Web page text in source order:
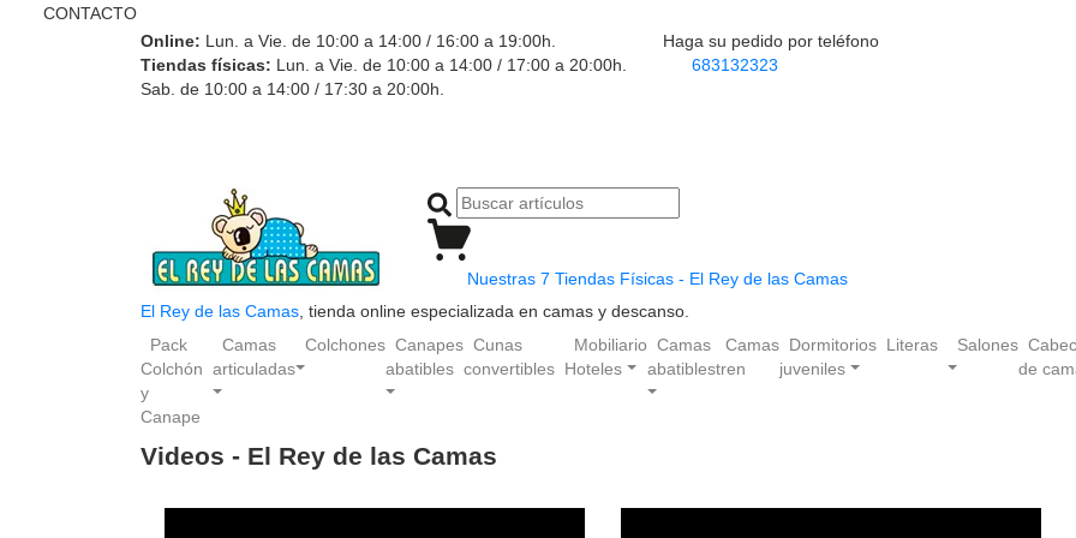
CONTACTO
Online: Lun. a Vie. de 10:00 a 14:00 / 16:00 a 19:00h.
Tiendas físicas: Lun. a Vie. de 10:00 a 14:00 / 17:00 a 20:00h.
Sab. de 10:00 a 14:00 / 17:30 a 20:00h.
Haga su pedido por teléfono
683132323
Nuestras 7 Tiendas Físicas - El Rey de las Camas
El Rey de las Camas , tienda online especializada en camas y descanso.
Pack
Colchón
y
Canape
Camas
articuladas
Colchones Canapes
abatibles
Cunas
convertibles
Mobiliario
Hoteles
Camas
abatibles
Camas
tren
Dormitorios
juveniles
Literas Salones
de
Videos - El Rey de las Camas